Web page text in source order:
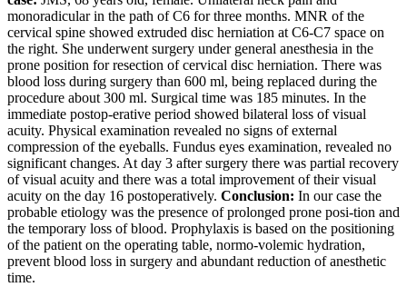
monoradicular in the path of C6 for three months. MNR of the
cervical spine showed extruded disc herniation at C6-C7 space on
the right. She underwent surgery under general anesthesia in the
prone position for resection of cervical disc herniation. There was
blood loss during surgery than 600 ml, being replaced during the
procedure about 300 ml. Surgical time was 185 minutes. In the
immediate postop-erative period showed bilateral loss of visual
acuity. Physical examination revealed no signs of external
compression of the eyeballs. Fundus eyes examination, revealed no
significant changes. At day 3 after surgery there was partial recovery
of visual acuity and there was a total improvement of their visual
acuity on the day 16 postoperatively. Conclusion: In our case the
probable etiology was the presence of prolonged prone posi-tion and
the temporary loss of blood. Prophylaxis is based on the positioning
of the patient on the operating table, normo-volemic hydration,
prevent blood loss in surgery and abundant reduction of anesthetic
time.